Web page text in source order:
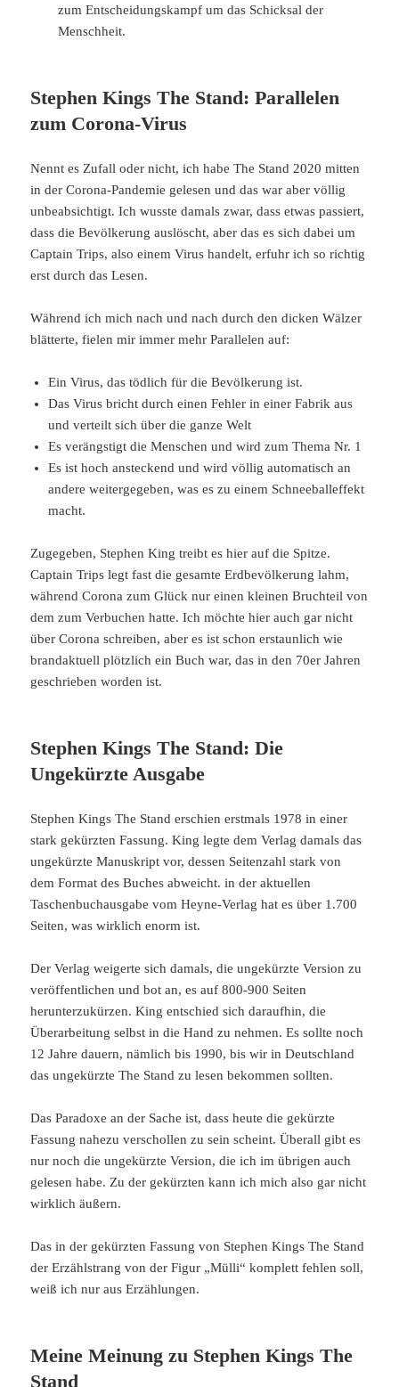
zum Entscheidungskampf um das Schicksal der
Menschheit.
Stephen Kings The Stand: Parallelen
zum Corona-Virus
Nennt es Zufall oder nicht, ich habe The Stand 2020 mitten
in der Corona-Pandemie gelesen und das war aber völlig
unbeabsichtigt. Ich wusste damals zwar, dass etwas passiert,
dass die Bevölkerung auslöscht, aber das es sich dabei um
Captain Trips, also einem Virus handelt, erfuhr ich so richtig
erst durch das Lesen.
Während ich mich nach und nach durch den dicken Wälzer
blätterte, fielen mir immer mehr Parallelen auf:
Ein Virus, das tödlich für die Bevölkerung ist.
Das Virus bricht durch einen Fehler in einer Fabrik aus
und verteilt sich über die ganze Welt
Es verängstigt die Menschen und wird zum Thema Nr. 1
Es ist hoch ansteckend und wird völlig automatisch an
andere weitergegeben, was es zu einem Schneeballeffekt
macht.
Zugegeben, Stephen King treibt es hier auf die Spitze.
Captain Trips legt fast die gesamte Erdbevölkerung lahm,
während Corona zum Glück nur einen kleinen Bruchteil von
dem zum Verbuchen hatte. Ich möchte hier auch gar nicht
über Corona schreiben, aber es ist schon erstaunlich wie
brandaktuell plötzlich ein Buch war, das in den 70er Jahren
geschrieben worden ist.
Stephen Kings The Stand: Die
Ungekürzte Ausgabe
Stephen Kings The Stand erschien erstmals 1978 in einer
stark gekürzten Fassung. King legte dem Verlag damals das
ungekürzte Manuskript vor, dessen Seitenzahl stark von
dem Format des Buches abweicht. in der aktuellen
Taschenbuchausgabe vom Heyne-Verlag hat es über 1.700
Seiten, was wirklich enorm ist.
Der Verlag weigerte sich damals, die ungekürzte Version zu
veröffentlichen und bot an, es auf 800-900 Seiten
herunterzukürzen. King entschied sich daraufhin, die
Überarbeitung selbst in die Hand zu nehmen. Es sollte noch
12 Jahre dauern, nämlich bis 1990, bis wir in Deutschland
das ungekürzte The Stand zu lesen bekommen sollten.
Das Paradoxe an der Sache ist, dass heute die gekürzte
Fassung nahezu verschollen zu sein scheint. Überall gibt es
nur noch die ungekürzte Version, die ich im übrigen auch
gelesen habe. Zu der gekürzten kann ich mich also gar nicht
wirklich äußern.
Das in der gekürzten Fassung von Stephen Kings The Stand
der Erzählstrang von der Figur „Mülli“ komplett fehlen soll,
weiß ich nur aus Erzählungen.
Meine Meinung zu Stephen Kings The
Stand